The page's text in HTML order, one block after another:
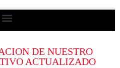
DE NUESTRO
ACTUALIZADO